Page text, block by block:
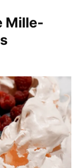
Mille-